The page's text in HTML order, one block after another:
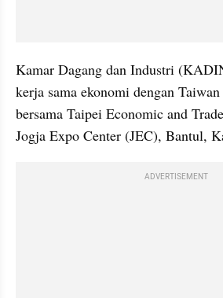
Kamar Dagang dan Industri
kerja sama ekonomi dengan
bersama Taipei Economic and
Jogja Expo Center (JEC), Bantul,
ADVERTISEMENT